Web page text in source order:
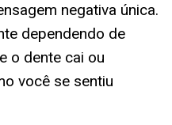
negativa única.
dependendo de
o dente cai ou
você se sentiu